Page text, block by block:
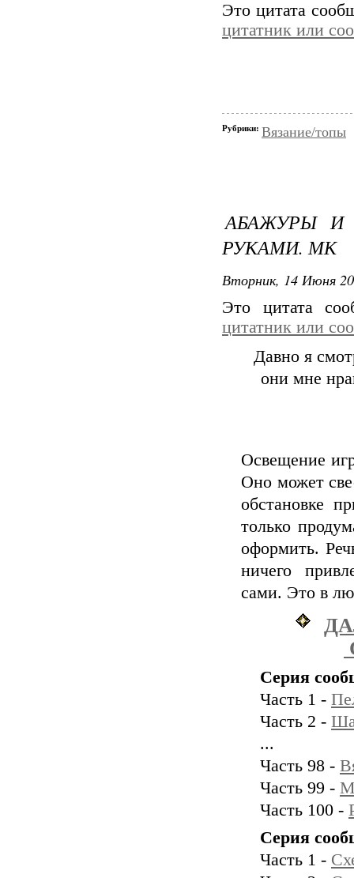
Это цитата
цитатник или
Рубрики: Вязание/топы
АБАЖУРЫ И
РУКАМИ. МК
Вторник, 14 Июня
Это цитата
цитатник или
Давно я
они мне
Освещение
Оно может
обстановке
только
оформить.
ничего
сами. Это в
Серия
Часть 1 -
Часть 2 -
...
Часть 98 -
Часть 99 -
Часть 100 -
Серия
Часть 1 -